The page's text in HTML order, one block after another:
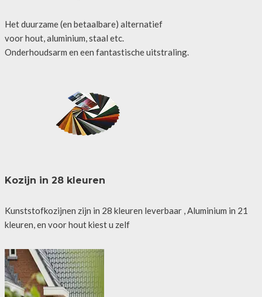
Het duurzame (en betaalbare) alternatief
voor hout, aluminium, staal etc.
Onderhoudsarm en een fantastische uitstraling.
Kozijn in 28 kleuren
Kunststofkozijnen zijn in 28 kleuren leverbaar , Aluminium in 21
kleuren, en voor hout kiest u zelf